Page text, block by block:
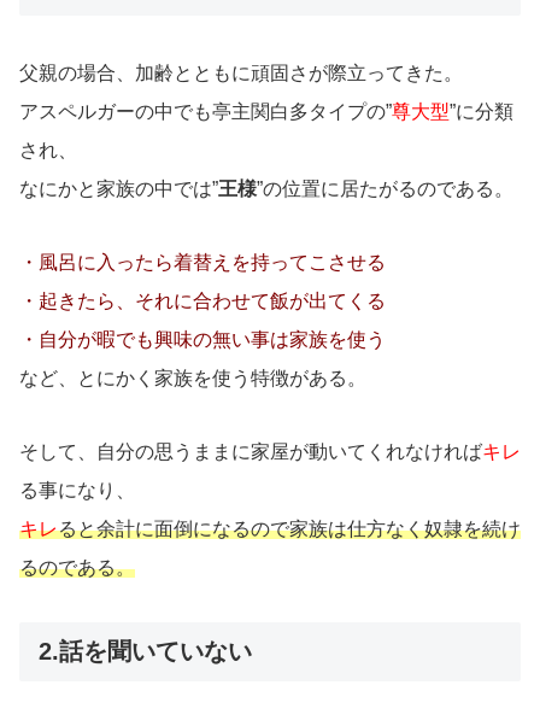
父親の場合、加齢とともに頑固さが際立ってきた。
アスペルガーの中でも亭主関白多タイプの”尊大型”に分類
され、
なにかと家族の中では”王様”の位置に居たがるのである。
・風呂に入ったら着替えを持ってこさせる
・起きたら、それに合わせて飯が出てくる
・自分が暇でも興味の無い事は家族を使う
など、とにかく家族を使う特徴がある。
そして、自分の思うままに家屋が動いてくれなければキレ
る事になり、
キレると余計に面倒になるので家族は仕方なく奴隷を続け
るのである。
2.話を聞いていない